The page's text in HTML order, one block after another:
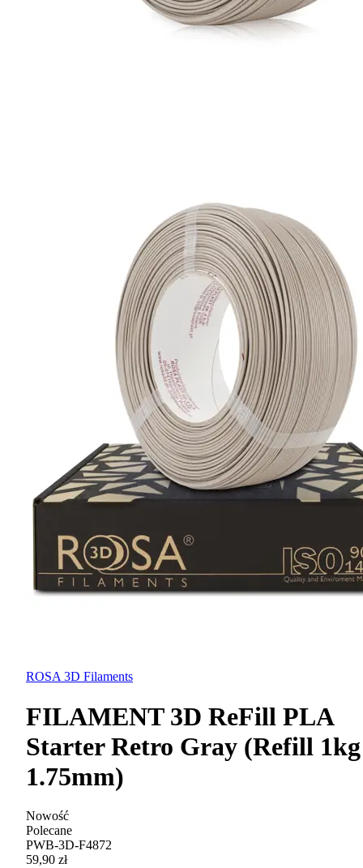
ROSA 3D Filaments
FILAMENT 3D ReFill PLA
Starter Retro Gray (Refill
1.75mm)
Nowość
Polecane
PWB-3D-F4872
59,90 zł